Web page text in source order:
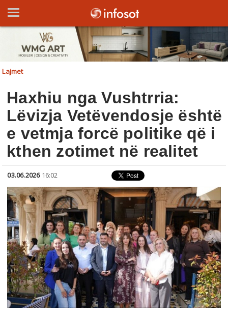
Lajmet
Haxhiu nga Vushtrria:
Lëvizja Vetëvendosje është
e vetmja forcë politike që i
kthen zotimet në realitet
03.06.2026 16:02